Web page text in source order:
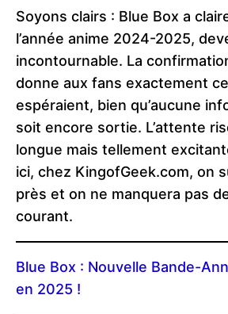
Soyons clairs : Blue Box a
l’année anime 2024-2025,
incontournable. La
donne aux fans exactement ce
espéraient, bien qu’aucune
soit encore sortie. L’attente
longue mais tellement
ici, chez KingofGeek.com, on
près et on ne manquera pas
courant.
Blue Box : Nouvelle Bande-
en 2025 !